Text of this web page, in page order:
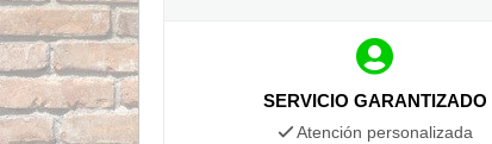
SERVICIO GARANTIZADO
Atención personalizada